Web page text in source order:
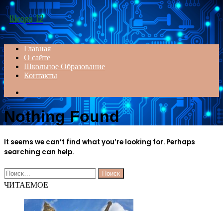
Menu
Школа 12
Главная
О сайте
Школьное Образование
Контакты
for
Nothing Found
It seems we can’t find what you’re looking for. Perhaps
searching can help.
Найти:
ЧИТАЕМОЕ